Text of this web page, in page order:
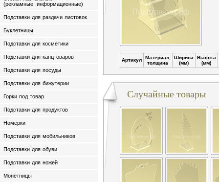
(рекламные, информационные)
Подставки для раздачи листовок
Буклетницы
Подставки для косметики
Подставки для канцтоваров
Подставки для посуды
Подставки для бижутерии
Горки под товар
Подставки для продуктов
Номерки
Подставки для мобильников
Подставки для обуви
Подставки для ножей
Монетницы
Артикул
Материал,
толщина
Ширина
(мм)
Высота
(мм)
Случайные товары